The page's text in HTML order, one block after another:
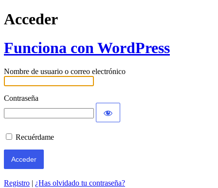
Acceder
Funciona con WordPress
Nombre de usuario o correo electrónico
Contraseña
Recuérdame
Registro | ¿Has olvidado tu contraseña?